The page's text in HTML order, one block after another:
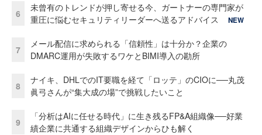
6
未曾有のトレンドが押し寄せる今、ガートナーの専門家が
重圧に悩むセキュリティリーダーへ送るアドバイス
NEW
7
メール配信に求められる「信頼性」は十分か？企業の
DMARC運用が失敗するワケとBIMI導入の勘所
8
ナイキ、DHLでのIT要職を経て「ロッテ」のCIOに──丸茂
眞弓さんが“集大成の場”で挑戦したいこと
9
「分析はAIに任せる時代」に生き残るFP&A組織像──好業
績企業に共通する組織デザインからひも解く